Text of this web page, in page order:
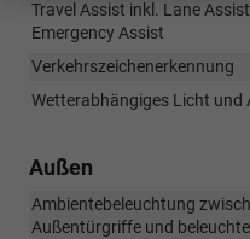
Travel Assist inkl. Lane
Emergency Assist
Verkehrszeichenerkennung
Wetterabhängiges Licht und
Außen
Ambientebeleuchtung
Außentürgriffe und